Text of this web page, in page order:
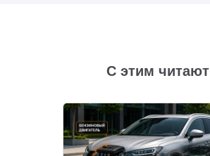
С этим читают